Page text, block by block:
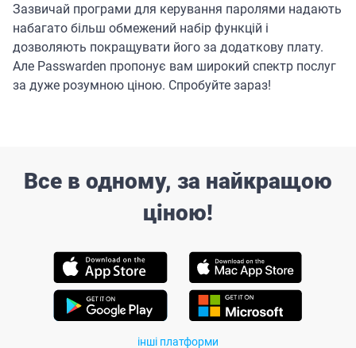
Зазвичай програми для керування паролями надають
набагато більш обмежений набір функцій і
дозволяють покращувати його за додаткову плату.
Але Passwarden пропонує вам широкий спектр послуг
за дуже розумною ціною. Спробуйте зараз!
Все в одному, за найкращою
ціною!
інші платформи